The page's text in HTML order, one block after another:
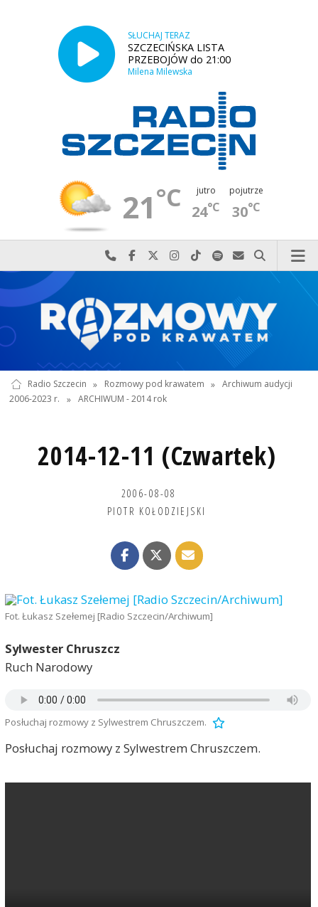
SŁUCHAJ TERAZ
SZCZECIŃSKA LISTA
PRZEBOJÓW do 21:00
Milena Milewska
21°C jutro
24°C
pojutrze
30°C
Najlepiej po prostu do nas zadzwoń
Odwiedź nas na Facebook-u
Odwiedź nas na X
Odwiedź nas na Instagram-ie
Odwiedź nas na TikTok-u
Szukaj nas na Spotify
Wyślij do nas
Szukaj
Radio Szczecin » Rozmowy pod krawatem » Archiwum audycji
2006-2023 r.
» ARCHIWUM - 2014 rok
2014-12-11 (Czwartek)
2006-08-08
PIOTR KOŁODZIEJSKI
Fot. Łukasz Szełemej [Radio Szczecin/Archiwum]
Sylwester Chruszcz
Ruch Narodowy
Posłuchaj rozmowy z Sylwestrem Chruszczem.
Posłuchaj rozmowy z Sylwestrem Chruszczem.